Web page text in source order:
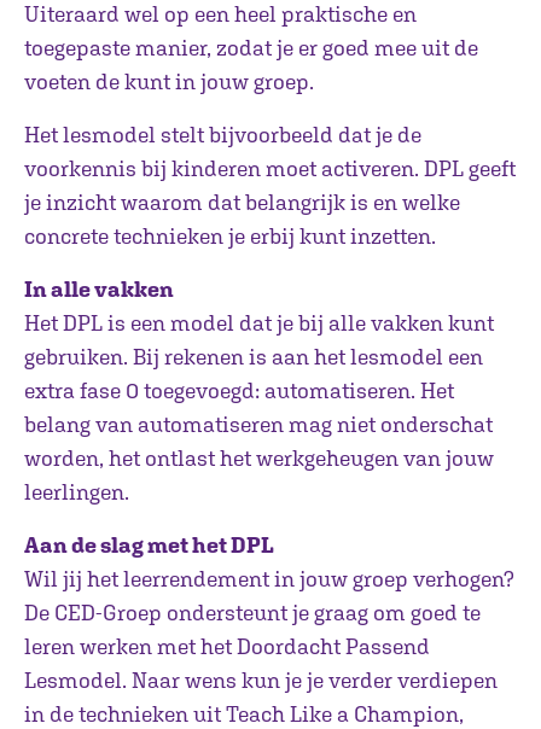
Uiteraard wel op een heel praktische en
toegepaste manier, zodat je er goed mee uit de
voeten de kunt in jouw groep.
Het lesmodel stelt bijvoorbeeld dat je de
voorkennis bij kinderen moet activeren. DPL geeft
je inzicht waarom dat belangrijk is en welke
concrete technieken je erbij kunt inzetten.
In alle vakken
Het DPL is een model dat je bij alle vakken kunt
gebruiken. Bij rekenen is aan het lesmodel een
extra fase 0 toegevoegd: automatiseren. Het
belang van automatiseren mag niet onderschat
worden, het ontlast het werkgeheugen van jouw
leerlingen.
Aan de slag met het DPL
Wil jij het leerrendement in jouw groep verhogen?
De CED-Groep ondersteunt je graag om goed te
leren werken met het Doordacht Passend
Lesmodel. Naar wens kun je je verder verdiepen
in de technieken uit Teach Like a Champion,